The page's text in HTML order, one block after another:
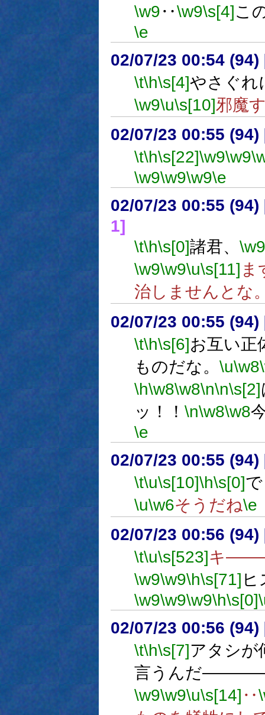
\w9‥\w9\s[4]こ
\e
02/07/23 00:54 (94)
\t\h\s[4]やさぐ
\w9\u\s[10]邪魔
02/07/23 00:55 (94)
\t\h\s[22]\w9\w9
\w9\w9\w9\e
02/07/23 00:55 (94)
1]
\t\h\s[0]諸君、 \w9
\w9\w9\u\s[11] ま
治しませんとな
02/07/23 00:55 (94)
\t\h\s[6]お互い正
ものだな。 \u\w8
\h\w8\w8\n\n\s[2]
ッ！！ \n\w8\w8
\e
02/07/23 00:55 (94)
\t\u\s[10]\h\s[0]
\u\w6そうだね\e
02/07/23 00:56 (94)
\t\u\s[523]キ
\w9\w9\h\s[71] ヒ
\w9\w9\w9\h\s[0]
02/07/23 00:56 (94)
\t\h\s[7]アタシが
言うんだ
\w9\w9\u\s[14] ‥